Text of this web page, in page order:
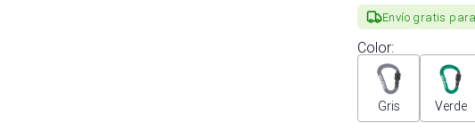
Envío gratis
Color:
Gris Verde